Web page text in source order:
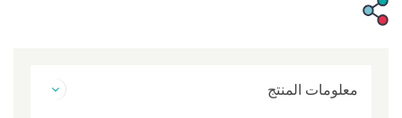
معلومات المنتج